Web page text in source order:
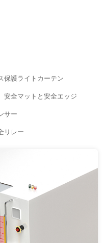
保護ライトカーテン
安全マットと安全エッジ
サー
リレー